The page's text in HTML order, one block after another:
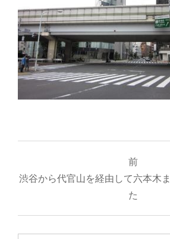
稿
ビ
前
渋谷から代官山を経由して六本木
た